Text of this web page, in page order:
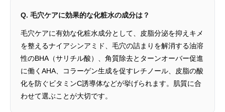
Q. 毛穴ケアに効果的な化粧水の成分は？
毛穴ケアに有効な化粧水成分として、皮脂分泌を抑えキメ
を整えるナイアシンアミド、毛穴の詰まりを解消する油溶
性のBHA（サリチル酸）、角質除去とターンオーバー促進
に働くAHA、コラーゲン生成を促すレチノール、皮脂の酸
化を防ぐビタミンC誘導体などが挙げられます。肌質に合
わせて選ぶことが大切です。